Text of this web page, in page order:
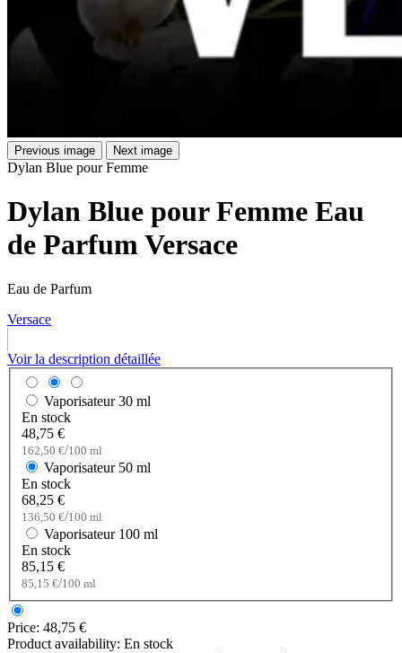
Previous image Next image
Dylan Blue pour Femme
Dylan Blue pour Femme Eau
de Parfum Versace
Eau de Parfum
Versace
Voir la description détaillée
Vaporisateur 30 ml
En stock
48,75 €
162,50 €/100 ml
Vaporisateur 50 ml
En stock
68,25 €
136,50 €/100 ml
Vaporisateur 100 ml
En stock
85,15 €
85,15 €/100 ml
Price: 48,75 €
Product availability: En stock